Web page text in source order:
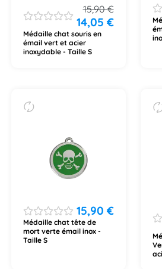
15,90€
14,05 €
Médaille chat souris en
émail vert et acier
inoxydable - Taille S
15,90 €
Médaille chat tête de
mort verte émail inox -
Taille S